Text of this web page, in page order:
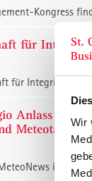
Wir
Kongress
für
für Integriertes
Anlass am
in